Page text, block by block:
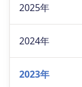
2025年
2024年
2023年